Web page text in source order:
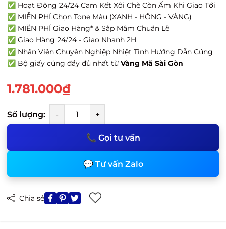
✅ Hoạt Động 24/24 Cam Kết Xôi Chè Còn Ấm Khi Giao Tới
✅ MIỄN PHÍ Chọn Tone Màu (XANH - HỒNG - VÀNG)
✅ MIỄN PHÍ Giao Hàng* & Sắp Mâm Chuẩn Lễ
✅ Giao Hàng 24/24 - Giao Nhanh 2H
✅ Nhân Viên Chuyên Nghiệp Nhiệt Tình Hướng Dẫn Cúng
✅ Bộ giấy cúng đầy đủ nhất từVàng Mã Sài Gòn
1.781.000₫
Số lượng: - +
📞 Gọi tư vấn
💬 Tư vấn Zalo
Chia sẻ